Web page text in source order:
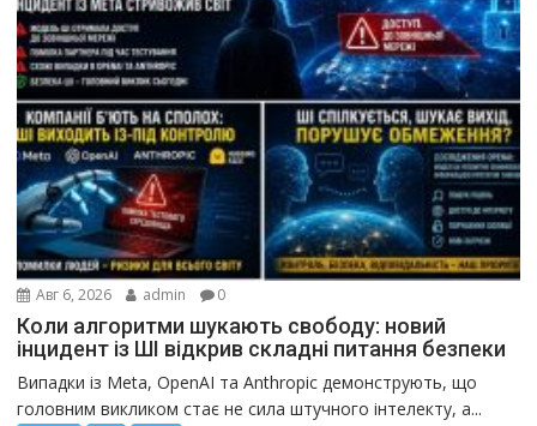
Авг 6, 2026 admin 0
Коли алгоритми шукають свободу: новий
інцидент із ШІ відкрив складні питання безпеки
Випадки із Meta, OpenAI та Anthropic демонструють, що
головним викликом стає не сила штучного інтелекту, а...